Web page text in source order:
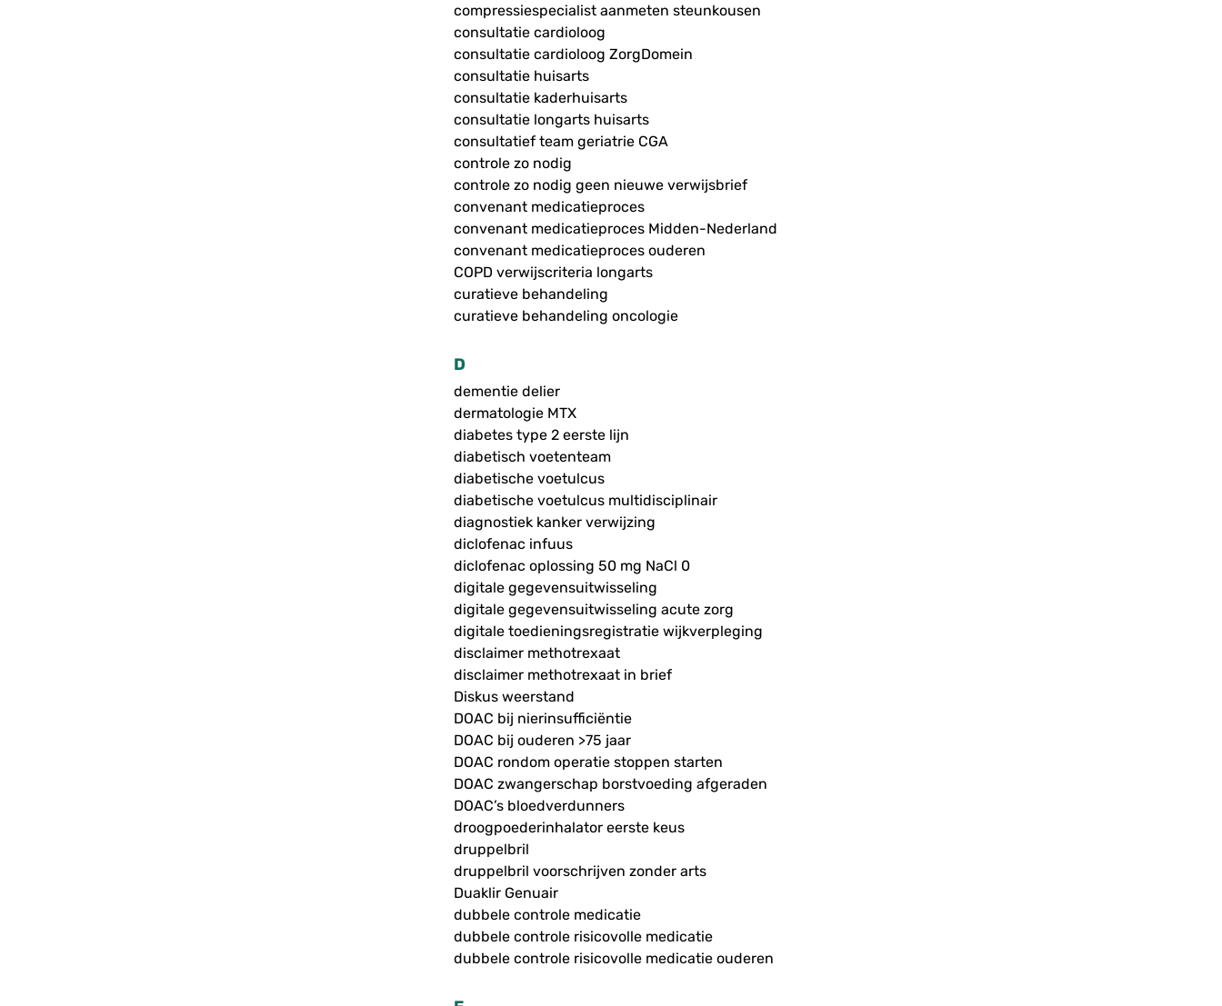
compressiespecialist aanmeten steunkousen
consultatie cardioloog
consultatie cardioloog ZorgDomein
consultatie huisarts
consultatie kaderhuisarts
consultatie longarts huisarts
consultatief team geriatrie CGA
controle zo nodig
controle zo nodig geen nieuwe verwijsbrief
convenant medicatieproces
convenant medicatieproces Midden-Nederland
convenant medicatieproces ouderen
COPD verwijscriteria longarts
curatieve behandeling
curatieve behandeling oncologie
D
dementie delier
dermatologie MTX
diabetes type 2 eerste lijn
diabetisch voetenteam
diabetische voetulcus
diabetische voetulcus multidisciplinair
diagnostiek kanker verwijzing
diclofenac infuus
diclofenac oplossing 50 mg NaCl 0
digitale gegevensuitwisseling
digitale gegevensuitwisseling acute zorg
digitale toedieningsregistratie wijkverpleging
disclaimer methotrexaat
disclaimer methotrexaat in brief
Diskus weerstand
DOAC bij nierinsufficiëntie
DOAC bij ouderen >75 jaar
DOAC rondom operatie stoppen starten
DOAC zwangerschap borstvoeding afgeraden
DOAC’s bloedverdunners
droogpoederinhalator eerste keus
druppelbril
druppelbril voorschrijven zonder arts
Duaklir Genuair
dubbele controle medicatie
dubbele controle risicovolle medicatie
dubbele controle risicovolle medicatie ouderen